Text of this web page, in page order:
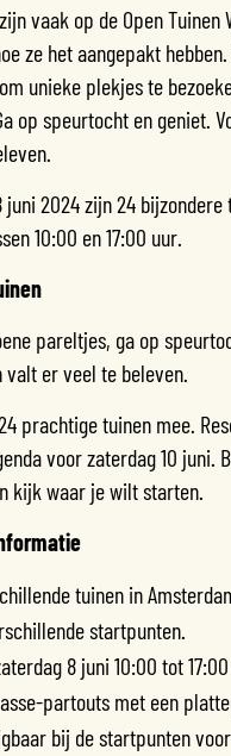
vaak op de Open Tuinen
ze het aangepakt
unieke plekjes te
op speurtocht en geniet.
juni 2024 zijn 24
10:00 en 17:00 uur.
pareltjes, ga op
er veel te beleven.
prachtige tuinen mee.
voor zaterdag 10 juni.
kijk waar je wilt starten.
tuinen in
startpunten.
8 juni 10:00 tot
partouts met een
bij de startpunten